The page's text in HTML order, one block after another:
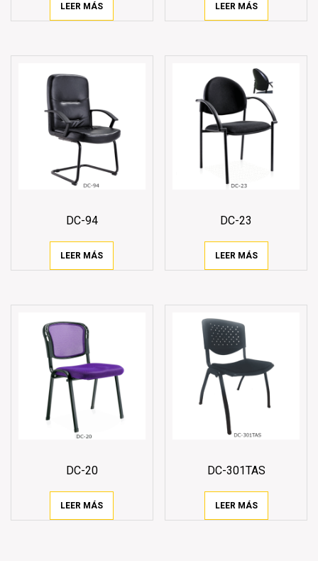
LEER MÁS LEER MÁS
DC-94
LEER MÁS
DC-23
LEER MÁS
DC-20
LEER MÁS
DC-301TAS
LEER MÁS